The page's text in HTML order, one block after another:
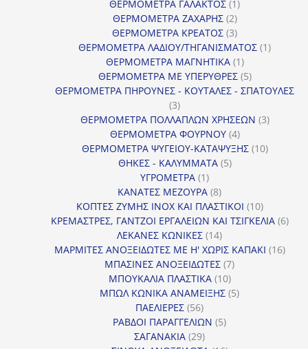
ΘΕΡΜΟΜΕΤΡΑ ΓΑΛΑΚΤΟΣ 11
προϊόν
ΘΕΡΜΟΜΕΤΡΑ ΖΑΧΑΡΗΣ 22
προϊόντα
ΘΕΡΜΟΜΕΤΡΑ ΚΡΕΑΤΟΣ 33
προϊόντα
ΘΕΡΜΟΜΕΤΡΑ ΛΑΔΙΟΥ/ΤΗΓΑΝΙΣΜΑΤΟΣ 11
ΘΕΡΜΟΜΕΤΡΑ ΜΑΓΝΗΤΙΚΑ 11
προϊόν
ΘΕΡΜΟΜΕΤΡΑ ΜΕ ΥΠΕΡΥΘΡΕΣ 55
προϊόντα
ΘΕΡΜΟΜΕΤΡΑ ΠΗΡΟΥΝΕΣ - ΚΟΥΤΑΛΕΣ - ΣΠΑΤΟΥΛΕΣ
33
προϊόντα
ΘΕΡΜΟΜΕΤΡΑ ΠΟΛΛΑΠΛΩΝ ΧΡΗΣΕΩΝ 33
ΘΕΡΜΟΜΕΤΡΑ ΦΟΥΡΝΟΥ 44
προϊόντα
ΘΕΡΜΟΜΕΤΡΑ ΨΥΓΕΙΟΥ-ΚΑΤΑΨΥΞΗΣ 1010
ΘΗΚΕΣ - ΚΑΛΥΜΜΑΤΑ 55
ΥΓΡΟΜΕΤΡΑ 11
προϊόν
ΚΑΝΑΤΕΣ ΜΕΖΟΥΡΑ 88
προϊόντα
ΚΟΠΤΕΣ ΖΥΜΗΣ INOX ΚΑΙ ΠΛΑΣΤΙΚΟΙ 1010
προϊόντα
ΚΡΕΜΑΣΤΡΕΣ, ΓΑΝΤΖΟΙ ΕΡΓΑΛΕΙΩΝ ΚΑΙ ΤΣΙΓΚΕΛΙΑ 66
ΛΕΚΑΝΕΣ ΚΩΝΙΚΕΣ 1414
προϊόντα
ΜΑΡΜΙΤΕΣ ΑΝΟΞΕΙΔΩΤΕΣ ΜΕ Η' ΧΩΡΙΣ ΚΑΠΑΚΙ 1616
ΜΠΑΣΙΝΕΣ ΑΝΟΞΕΙΔΩΤΕΣ 77
ΜΠΟΥΚΑΛΙΑ ΠΛΑΣΤΙΚΑ 1010
προϊόντα
ΜΠΩΛ ΚΩΝΙΚΑ ΑΝΑΜΕΙΞΗΣ 55
ΠΑΕΛΙΕΡΕΣ 5656
προϊόντα
ΡΑΒΔΟΙ ΠΑΡΑΓΓΕΛΙΩΝ 55
ΣΑΓΑΝΑΚΙΑ 2929